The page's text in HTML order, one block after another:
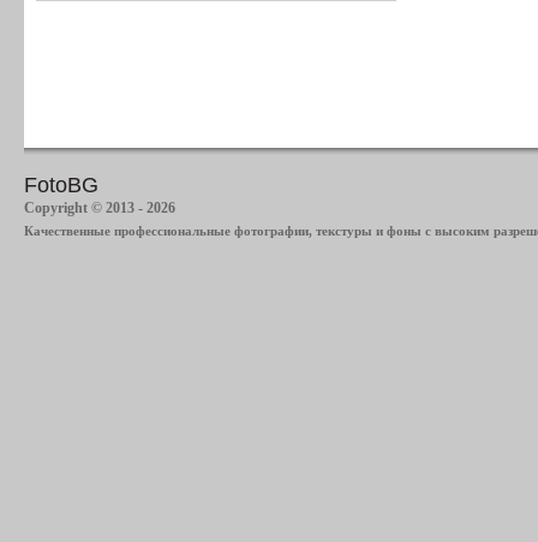
FotoBG
Copyright © 2013 - 2026
Качественные профессиональные фотографии, текстуры и фоны с высоким